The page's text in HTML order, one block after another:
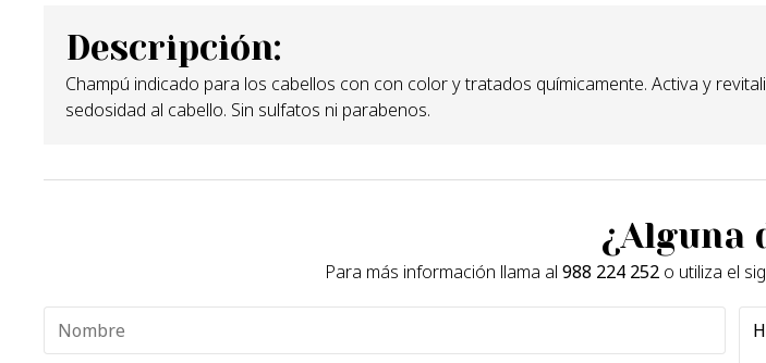
Descripción:
Champú indicado para los cabellos con con color y tratados químicamente. Activa y
sedosidad al cabello. Sin sulfatos ni parabenos.
¿Alguna
Para más información llama al 988 224 252o utiliza el